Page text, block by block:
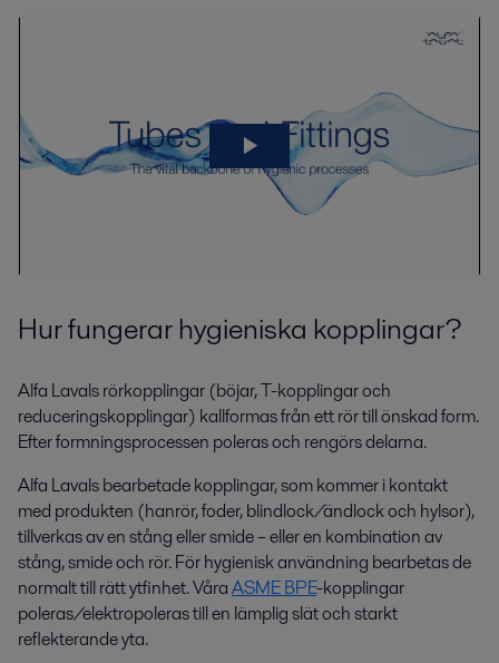
Hur fungerar hygieniska kopplingar?
Alfa Lavals rörkopplingar (böjar, T-kopplingar och
reduceringskopplingar) kallformas från ett rör till önskad form.
Efter formningsprocessen poleras och rengörs delarna.
Alfa Lavals bearbetade kopplingar, som kommer i kontakt
med produkten (hanrör, foder, blindlock/ändlock och hylsor),
tillverkas av en stång eller smide – eller en kombination av
stång, smide och rör. För hygienisk användning bearbetas de
normalt till rätt ytfinhet. VåraASME BPE-kopplingar
poleras/elektropoleras till en lämplig slät och starkt
reflekterande yta.